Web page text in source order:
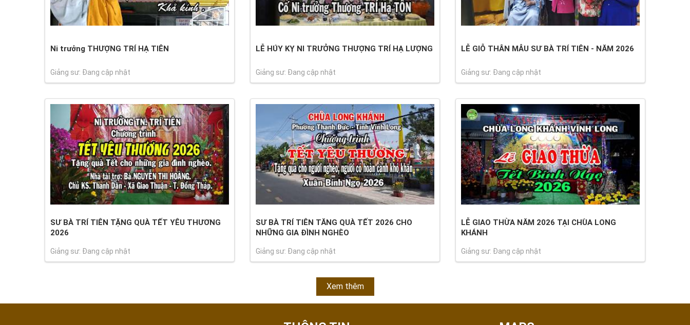
Ni trưởng THƯỢNG TRÍ HẠ TIÊN
Giảng sư: Đang cập nhật
LỄ HÚY KỴ NI TRƯỞNG THƯỢNG TRÍ HẠ LƯỢNG
Giảng sư: Đang cập nhật
LỄ GIỖ THÂN MẪU SƯ BÀ TRÍ TIÊN - NĂM 2026
Giảng sư: Đang cập nhật
SƯ BÀ TRÍ TIÊN TẶNG QUÀ TẾT YÊU THƯƠNG
2026
Giảng sư: Đang cập nhật
SƯ BÀ TRÍ TIÊN TĂNG QUÀ TẾT 2026 CHO
NHỮNG GIA ĐÌNH NGHÈO
Giảng sư: Đang cập nhật
LỄ GIAO THỪA NĂM 2026 TẠI CHÙA LONG
KHÁNH
Giảng sư: Đang cập nhật
Xem thêm